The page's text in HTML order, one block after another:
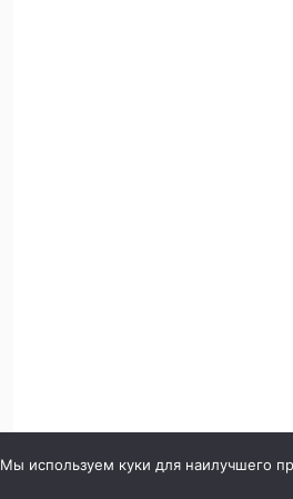
Мы используем куки для наилучшего